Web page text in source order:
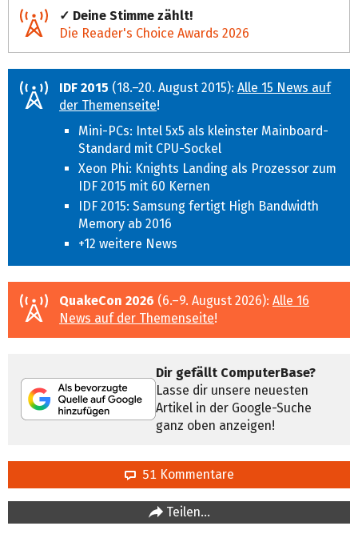
✓ Deine Stimme zählt!
Die Reader's Choice Awards 2026
IDF 2015 (18.–20. August 2015): Alle 15 News auf
der Themenseite!
Mini-PCs: Intel 5x5 als kleinster Mainboard-
Standard mit CPU-Sockel
Xeon Phi: Knights Landing als Prozessor zum
IDF 2015 mit 60 Kernen
IDF 2015: Samsung fertigt High Bandwidth
Memory ab 2016
+12 weitere News
QuakeCon 2026 (6.–9. August 2026): Alle 16
News auf der Themenseite!
Dir gefällt ComputerBase?
Lasse dir unsere neuesten
Artikel in der Google-Suche
ganz oben anzeigen!
51 Kommentare
Teilen…